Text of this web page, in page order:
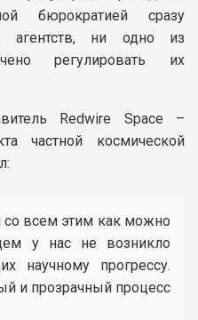
бюрократией сразу
агентств, ни одно из
регулировать их
Redwire Space –
частной космической
всем этим как можно
у нас не возникло
научному прогрессу.
и прозрачный процесс